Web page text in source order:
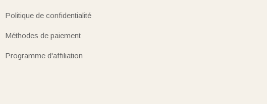
Politique de confidentialité
Méthodes de paiement
Programme d'affiliation